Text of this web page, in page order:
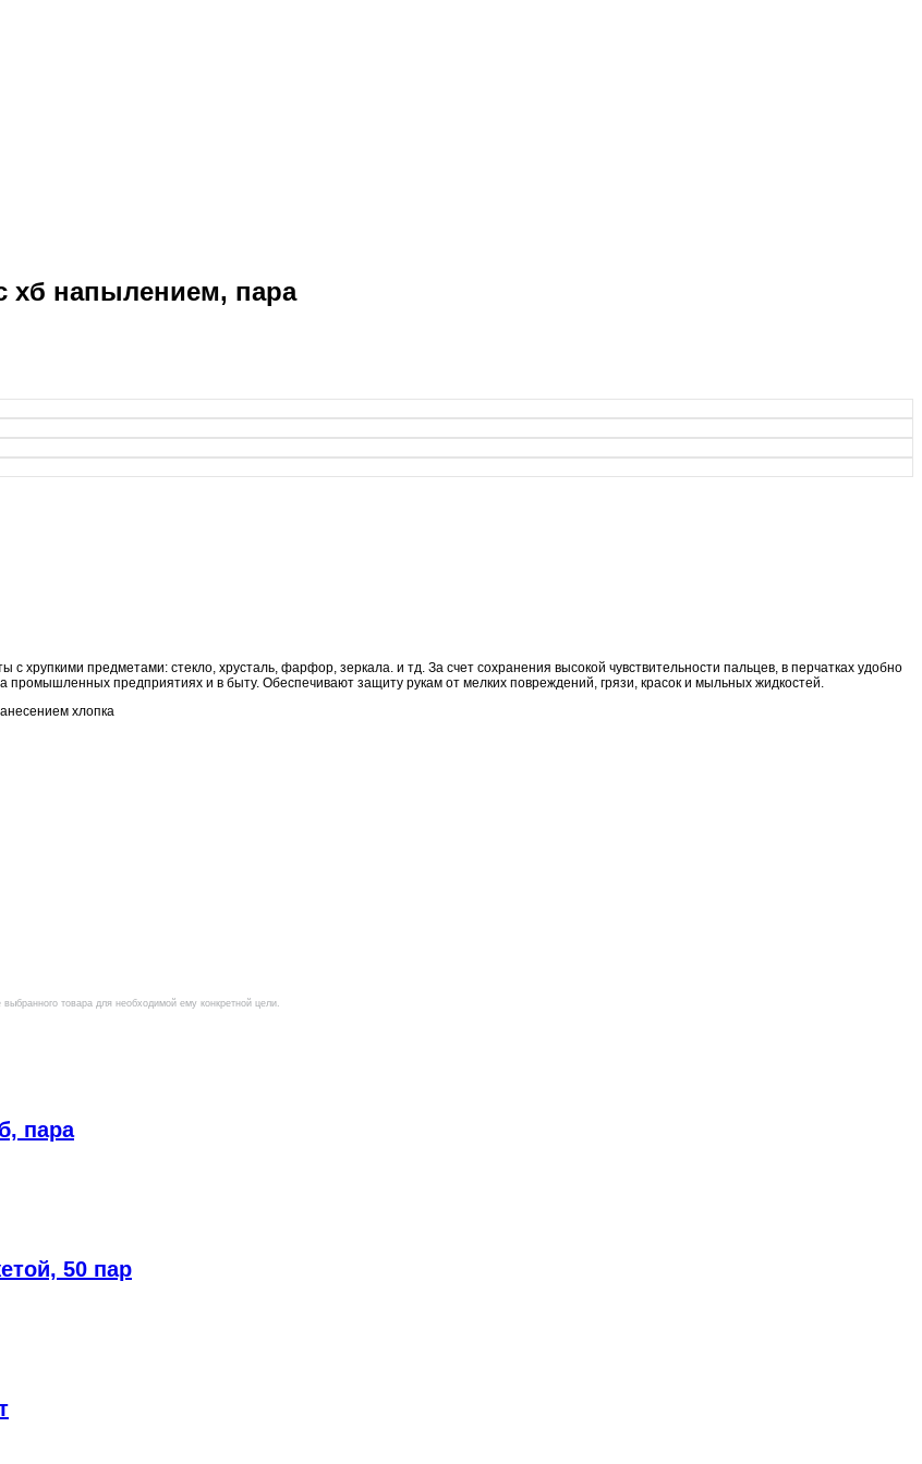
хб напылением, пара
хрупкими предметами: стекло, хрусталь, фарфор, зеркала. и тд. За счет сохранения высокой чувствительности пальцев, в перчатках удобно
предприятиях и в быту. Обеспечивают защиту рукам от мелких повреждений, грязи, красок и мыльных жидкостей.
хлопка
товара для необходимой ему конкретной цели.
пара
50 пар